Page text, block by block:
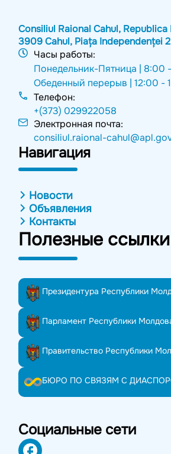
Consiliul Raional Cahul,
3909 Cahul, Piața Independenței 2
Часы работы:
Понедельник-Пятница | 8:00
Обеденный перерыв |12:00 -
Телефон:
+(373) 029922058
Электронная почта:
consiliul.raional-
Навигация
Новости
Объявления
Контакты
Полезные ссылки
Президентура Республики
Парламент Республики
Правительство Республики
БЮРО ПО СВЯЗЯМ С
Социальные сети